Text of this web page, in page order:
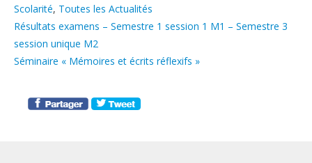
Scolarité, Toutes les Actualités
Résultats examens – Semestre 1 session 1 M1 – Semestre 3
session unique M2
Séminaire « Mémoires et écrits réflexifs »